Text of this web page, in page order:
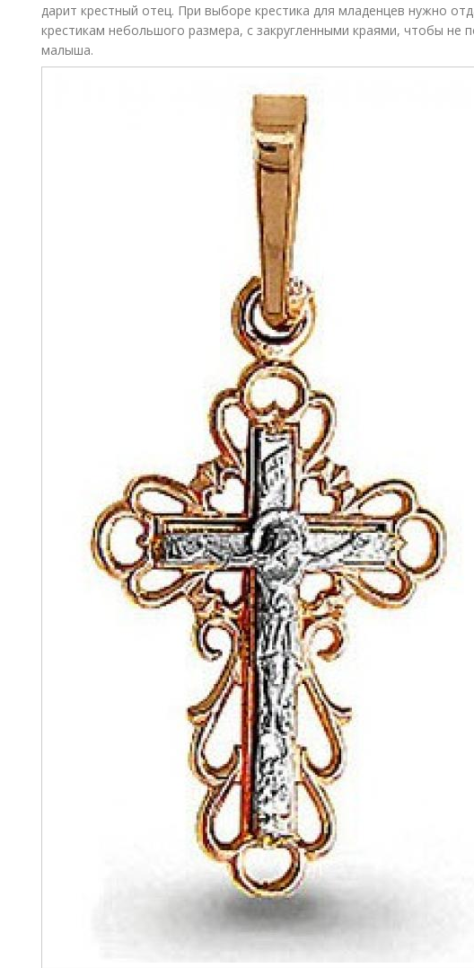
дарит крестный отец. При выборе крестика для младенцев нужно
крестикам небольшого размера, с закругленными краями, чтобы не
малыша.